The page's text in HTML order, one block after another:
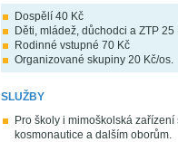
Dospělí 40 Kč
Děti, mládež, důchodci a ZTP 25
Rodinné vstupné 70 Kč
Organizované skupiny 20 Kč/os.
SLUŽBY
Pro školy i mimoškolská
kosmonautice a dalším oborům.